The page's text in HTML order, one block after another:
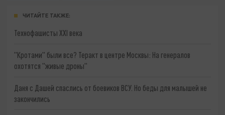
ЧИТАЙТЕ ТАКЖЕ:
Технофашисты XXI века
"Кротами" были все? Теракт в центре Москвы: На генералов
охотятся "живые дроны"
Даня с Дашей спаслись от боевиков ВСУ. Но беды для малышей не
закончились